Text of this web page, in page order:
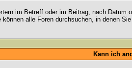
im Betreff oder im Beitrag, nach
alle Foren durchsuchen, in denen
Kann ich